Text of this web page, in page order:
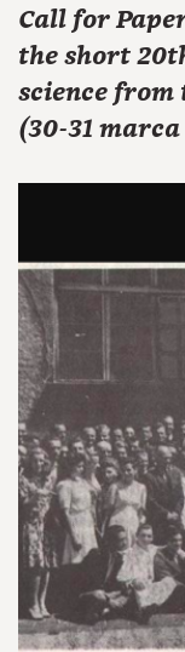
Call for
the short
science
(30-31